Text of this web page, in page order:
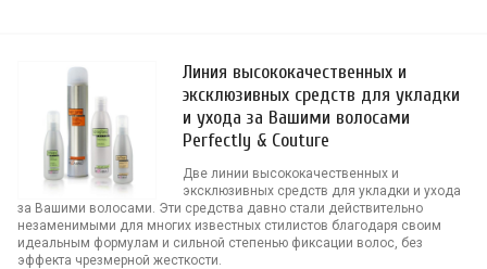
Линия высококачественных и
эксклюзивных средств для укладки
и ухода за Вашими волосами
Perfectly & Couture
Две линии высококачественных и
эксклюзивных средств для укладки и ухода
за Вашими волосами. Эти средства давно стали действительно
незаменимыми для многих известных стилистов благодаря своим
идеальным формулам и сильной степенью фиксации волос, без
эффекта чрезмерной жесткости.